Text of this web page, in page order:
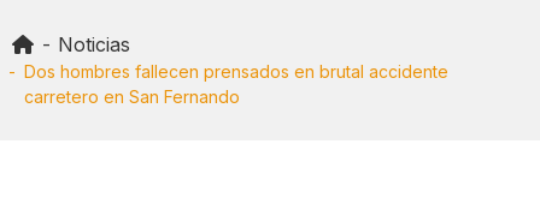
to
content
Noticias
Dos hombres fallecen prensados en brutal accidente
carretero en San Fernando